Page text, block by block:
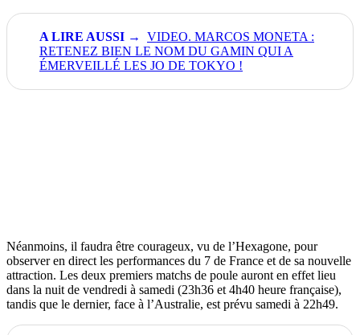
VIDEO. MARCOS MONETA :
RETENEZ BIEN LE NOM DU GAMIN QUI A
ÉMERVEILLÉ LES JO DE TOKYO !
Néanmoins, il faudra être courageux, vu de l’Hexagone, pour
observer en direct les performances du 7 de France et de sa nouvelle
attraction. Les deux premiers matchs de poule auront en effet lieu
dans la nuit de vendredi à samedi (23h36 et 4h40 heure française),
tandis que le dernier, face à l’Australie, est prévu samedi à 22h49.